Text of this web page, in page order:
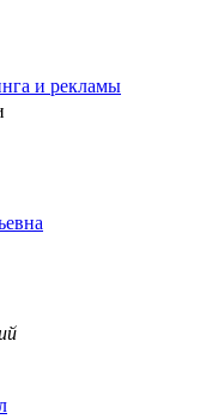
и рекламы